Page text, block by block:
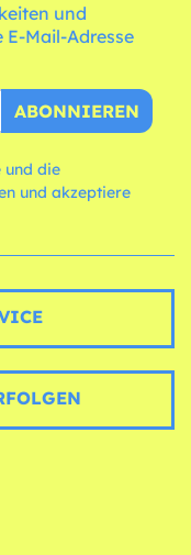
und
Mail-Adresse
ABONNIEREN
und die